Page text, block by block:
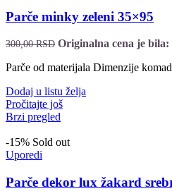
Parče minky zeleni 35×95
300,00RSD Originalna cena je bila:
Parče od materijala Dimenzije
Dodaj u listu želja
Pročitajte još
Brzi pregled
-15% Sold out
Uporedi
Parče dekor lux žakard